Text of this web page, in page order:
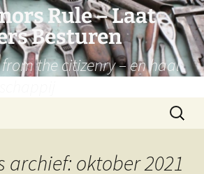
Rule – Laat
Besturen
the citizenry – en haal
Zoeken
naar:
archief: oktober 2021